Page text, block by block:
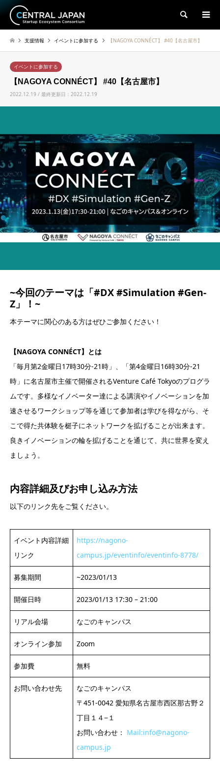
検索
支援情報 イベントに参加する 【NAGOYA CONNÉCT】 #40【名古屋市】
イベントに参加する
【NAGOYA CONNÉCT】 #40【名古屋市】
2022.12.19 / 最終更新日：2022.12.19
~今回のテーマは 「#DX #Simulation #Gen-
Z」
！~
本テーマに関心のある方はぜひご参加ください！
【NAGOYA CONNÉCT】とは
「毎月第2金曜日17時30分-21時」、「第4金曜日16時30分-21
時」に名古屋市主催で開催されるVenture Café Tokyoのプログラ
ムです。多様なイノベーター達による講演やイノベーションを加
速させるワークショップ等を通じて参加者は学びを得ながら、そ
こで得た共体験を梃子にネットワークを拡げることが出来ます。
良きイノベーションの輪を拡げることを通じて、共に世界を変え
ましょう。
内容詳細及びお申し込み方法
以下のリンク先をご覧ください。
イベント内容詳細
リンク
https://nagono-
campus.jp/eventinfo/eventinfo-8778/
募集期間 ~2023/01/13
開催日時 2023/01/13 17:30 – 21:00
リアル会場 なごのキャンパス
オンライン参加 Zoom
参加費 無料
お問い合わせ先
なごのキャンパス
〒451-0042 愛知県名古屋市西区那古野２
丁目１４−１
お問い合わせ： Mail:info@nagono-
campus.jp